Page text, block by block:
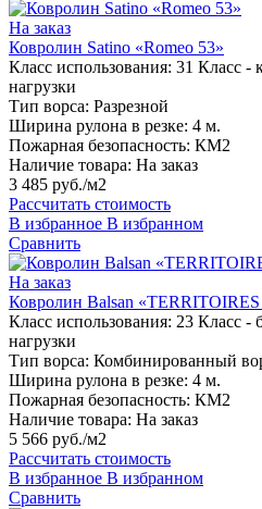
На заказ
Ковролин Satino «Romeo 53»
Класс использования: 31 Класс -
нагрузки
Тип ворса: Разрезной
Ширина рулона в резке: 4 м.
Пожарная безопасность: КМ2
Наличие товара: На заказ
3 485 руб./м2
Рассчитать стоимость
В избранное В избранном
Сравнить
На заказ
Ковролин Balsan
Класс использования: 23 Класс -
нагрузки
Тип ворса: Комбинированный
Ширина рулона в резке: 4 м.
Пожарная безопасность: КМ2
Наличие товара: На заказ
5 566 руб./м2
Рассчитать стоимость
В избранное В избранном
Сравнить